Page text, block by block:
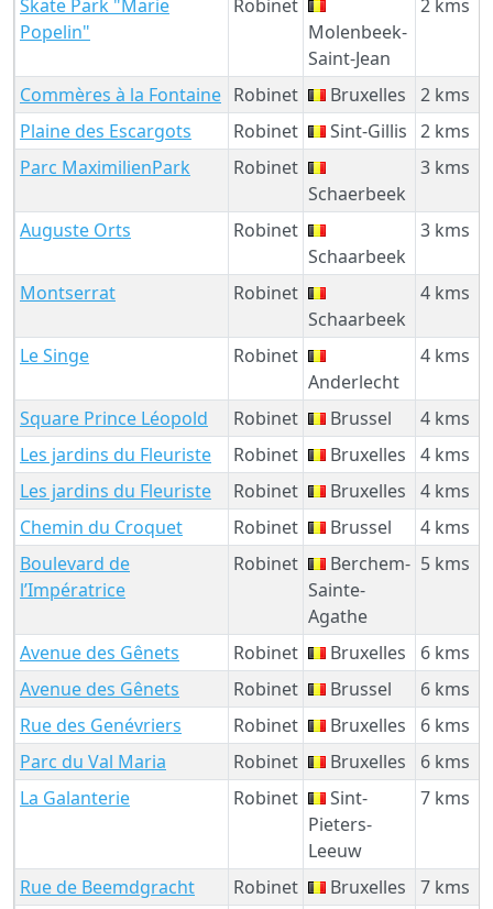
Skate Park "Marie
Popelin"
Robinet
Molenbeek-
Saint-Jean
2 kms
Commères à la Fontaine Robinet Bruxelles
2 kms
Plaine des Escargots
Robinet Sint-Gillis 2 kms
Parc MaximilienPark
Robinet
Schaerbeek
3 kms
Auguste Orts
Robinet
Schaarbeek
3 kms
Montserrat
Robinet
Schaarbeek
4 kms
Le Singe
Robinet
Anderlecht
4 kms
Square Prince Léopold Robinet Brussel
4 kms
Les jardins du Fleuriste
Robinet Bruxelles
4 kms
Les jardins du Fleuriste
Robinet Bruxelles
4 kms
Chemin du Croquet
Robinet Brussel
4 kms
Boulevard de
l’Impératrice
Robinet
Berchem-
Sainte-
Agathe
5 kms
Avenue des Gênets Robinet Bruxelles
6 kms
Avenue des Gênets
Robinet Brussel
6 kms
Rue des Genévriers
Robinet Bruxelles
6 kms
Parc du Val Maria
Robinet Bruxelles
6 kms
La Galanterie
Robinet
Sint-
Pieters-
Leeuw
7 kms
Rue de Beemdgracht Robinet Bruxelles
7 kms